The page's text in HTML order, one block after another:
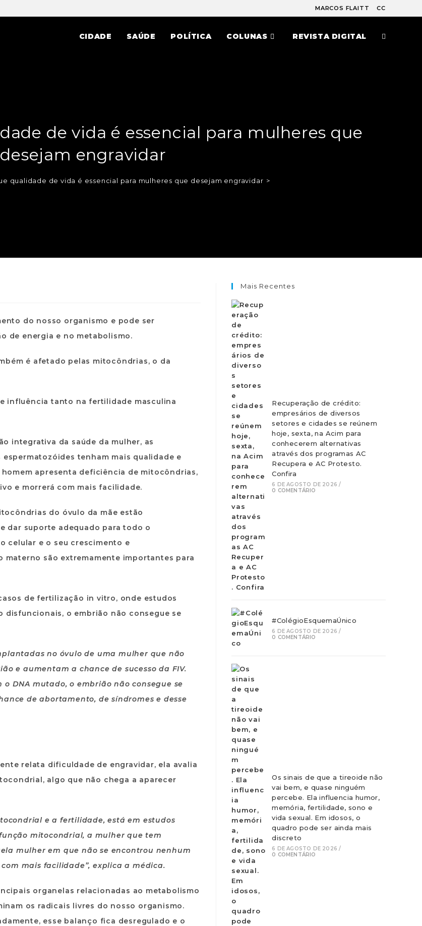
MARCOS FLAITT CC
CIDADE SAÚDE POLÍTICA COLUNAS REVISTA DIGITAL
de vida é essencial para mulheres que
desejam engravidar
qualidade de vida é essencial para mulheres que desejam engravidar >
do nosso organismo e pode ser
de energia e no metabolismo.
é afetado pelas mitocôndrias, o da
influência tanto na fertilidade masculina
integrativa da saúde da mulher, as
tenham mais qualidade e
apresenta deficiência de mitocôndrias,
e morrerá com mais facilidade.
do óvulo da mãe estão
dar suporte adequado para todo o
celular e o seu crescimento e
materno são extremamente importantes para
de fertilização in vitro, onde estudos
disfuncionais, o embrião não consegue se
no óvulo de uma mulher que não
e aumentam a chance de sucesso da FIV.
DNA mutado, o embrião não consegue se
de abortamento, de síndromes e desse
relata dificuldade de engravidar, ela avalia
algo que não chega a aparecer
e a fertilidade, está em estudos
mitocondrial, a mulher que tem
mulher em que não se encontrou nenhum
mais facilidade”, explica a médica.
organelas relacionadas ao metabolismo
os radicais livres do nosso organismo.
esse balanço fica desregulado e o
Mais Recentes
Recuperação de crédito:
empresários de diversos
setores e cidades se reúnem
hoje, sexta, na Acim para
conhecerem alternativas
através dos programas AC
Recupera e AC Protesto.
Confira
6 DE AGOSTO DE 2026 /
0 COMENTÁRIO
#ColégioEsquemaÚnico
6 DE AGOSTO DE 2026 /
0 COMENTÁRIO
Os sinais de que a tireoide não
vai bem, e quase ninguém
percebe. Ela influencia humor,
memória, fertilidade, sono e
vida sexual. Em idosos, o
quadro pode ser ainda mais
discreto
6 DE AGOSTO DE 2026 /
0 COMENTÁRIO